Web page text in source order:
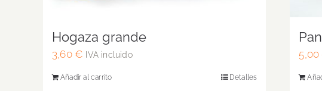
Hogaza grande
3,60 € IVA incluido
Añadir al carrito Detalles
5,00